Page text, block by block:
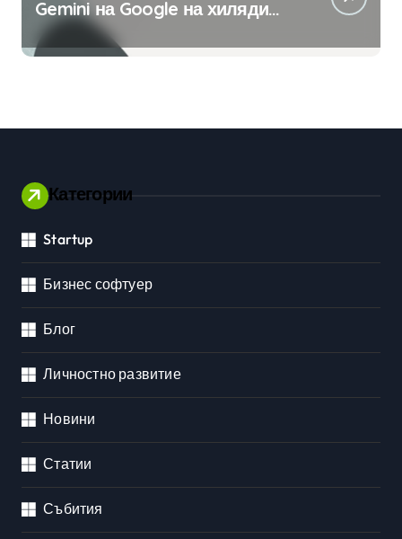
Gemini на Google на хиляди
клиенти на бизнес
приложения
Категории
Startup
Бизнес софтуер
Блог
Личностно развитие
Новини
Статии
Събития